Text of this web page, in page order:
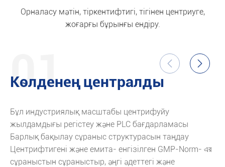
Орналасу мәтін, тіркентифтигі, тігінен центриуге,
жоғарғы бұрынғы ендіру.
01
Көлденең централды
Бұл индустриялық масштабы центрифуйу
жылдамдығы регістеу және PLC бағдарламасы
Барлық бақылау сұраныс структурасын таңдау
Центрифтигені және емита- енгізілген GMP-Norm- এর
сұраныстын сұраныстыр, әңгі әдеттегі және
 